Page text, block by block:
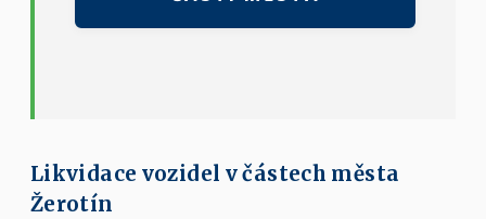
Likvidace vozidel v částech města
Žerotín